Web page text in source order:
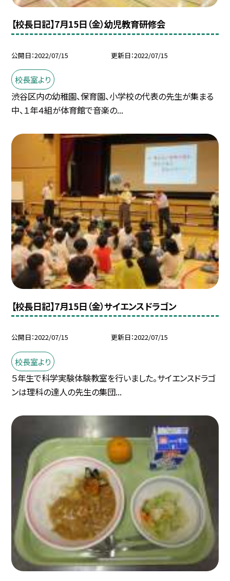
【校長日記】7月15日（金）幼児教育研修会
公開日 2022/07/15 更新日 2022/07/15
校長室より
渋谷区内の幼稚園、保育園、小学校の代表の先生が集まる
中、１年４組が体育館で音楽の...
【校長日記】7月15日（金）サイエンスドラゴン
公開日 2022/07/15 更新日 2022/07/15
校長室より
５年生で科学実験体験教室を行いました。サイエンスドラゴ
ンは理科の達人の先生の集団...